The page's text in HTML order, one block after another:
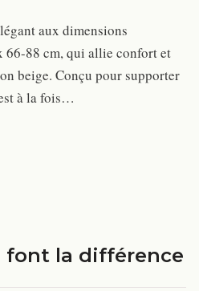
aux dimensions
66-88 cm, qui allie confort et
beige. Conçu pour supporter
à la fois…
font la différence